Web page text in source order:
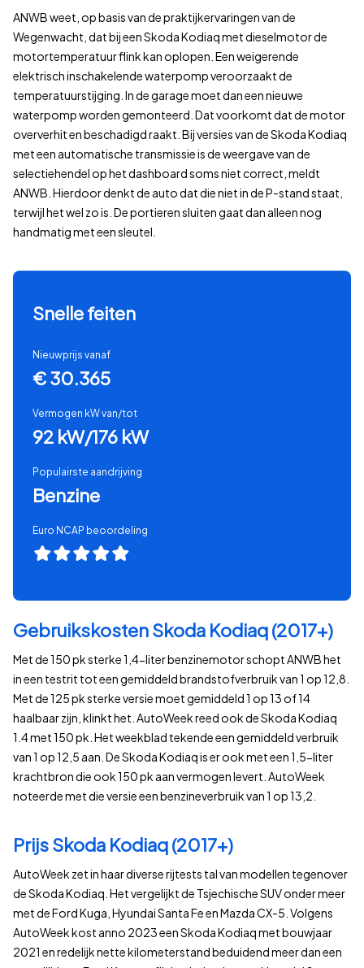
ANWB weet, op basis van de praktijkervaringen van de
Wegenwacht, dat bij een Skoda Kodiaq met dieselmotor de
motortemperatuur flink kan oplopen. Een weigerende
elektrisch inschakelende waterpomp veroorzaakt de
temperatuurstijging. In de garage moet dan een nieuwe
waterpomp worden gemonteerd. Dat voorkomt dat de motor
oververhit en beschadigd raakt. Bij versies van de Skoda Kodiaq
met een automatische transmissie is de weergave van de
selectiehendel op het dashboard soms niet correct, meldt
ANWB. Hierdoor denkt de auto dat die niet in de P-stand staat,
terwijl het wel zo is. De portieren sluiten gaat dan alleen nog
handmatig met een sleutel.
Snelle feiten
Nieuwprijs vanaf
€ 30.365
Vermogen kW van/tot
92 kW/176 kW
Populairste aandrijving
Benzine
Euro NCAP beoordeling
Gebruikskosten Skoda Kodiaq (2017+)
Met de 150 pk sterke 1,4-liter benzinemotor schopt ANWB het
in een testrit tot een gemiddeld brandstofverbruik van 1 op 12,8.
Met de 125 pk sterke versie moet gemiddeld 1 op 13 of 14
haalbaar zijn, klinkt het. AutoWeek reed ook de Skoda Kodiaq
1.4 met 150 pk. Het weekblad tekende een gemiddeld verbruik
van 1 op 12,5 aan. De Skoda Kodiaq is er ook met een 1,5-liter
krachtbron die ook 150 pk aan vermogen levert. AutoWeek
noteerde met die versie een benzineverbruik van 1 op 13,2.
Prijs Skoda Kodiaq (2017+)
AutoWeek zet in haar diverse rijtests tal van modellen tegenover
de Skoda Kodiaq. Het vergelijkt de Tsjechische SUV onder meer
met de Ford Kuga, Hyundai Santa Fe en Mazda CX-5. Volgens
AutoWeek kost anno 2023 een Skoda Kodiaq met bouwjaar
2021 en redelijk nette kilometerstand beduidend meer dan een